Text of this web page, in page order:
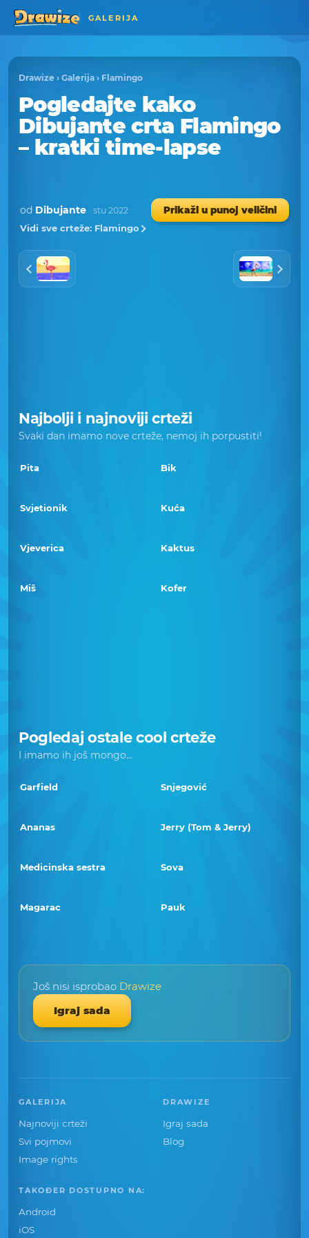
GALERIJA
Drawize › Galerija › Flamingo
Pogledajte kako
Dibujante crta Flamingo
– kratki time-lapse
od Dibujante · stu 2022
Prikaži u punoj veličini
Vidi sve crteže: Flamingo
Najbolji i najnoviji crteži
Svaki dan imamo nove crteže, nemoj ih porpustiti!
Pita Bik
Svjetionik Kuća
Vjeverica Kaktus
Miš Kofer
Pogledaj ostale cool crteže
I imamo ih još mongo...
Garfield Snjegović
Ananas Jerry (Tom & Jerry)
Medicinska sestra Sova
Magarac Pauk
Još nisi isprobao Drawize
Igraj sada
GALERIJA
Najnoviji crteži
Svi pojmovi
Image rights
DRAWIZE
Igraj sada
Blog
TAKOĐER DOSTUPNO NA:
Android
iOS